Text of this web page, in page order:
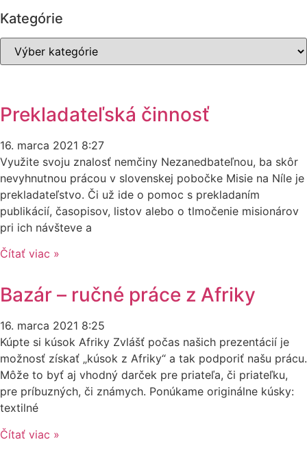
Kategórie
Kategórie
Prekladateľská činnosť
16. marca 2021 8:27
Využite svoju znalosť nemčiny Nezanedbateľnou, ba skôr
nevyhnutnou prácou v slovenskej pobočke Misie na Níle je
prekladateľstvo. Či už ide o pomoc s prekladaním
publikácií, časopisov, listov alebo o tlmočenie misionárov
pri ich návšteve a
Čítať viac »
Bazár – ručné práce z Afriky
16. marca 2021 8:25
Kúpte si kúsok Afriky Zvlášť počas našich prezentácií je
možnosť získať „kúsok z Afriky“ a tak podporiť našu prácu.
Môže to byť aj vhodný darček pre priateľa, či priateľku,
pre príbuzných, či známych. Ponúkame originálne kúsky:
textilné
Čítať viac »